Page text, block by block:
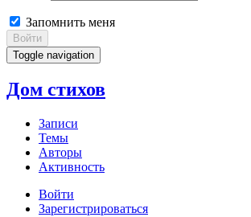
Запомнить меня
Войти
Toggle navigation
Дом стихов
Записи
Темы
Авторы
Активность
Войти
Зарегистрироваться